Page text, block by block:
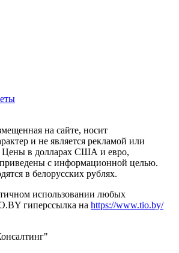
на сайте, носит
и не является рекламой или
Цены в долларах США и евро,
приведены с информационной целью.
в белорусских рублях.
использовании любых
гиперссылка на https://www.tio.by/